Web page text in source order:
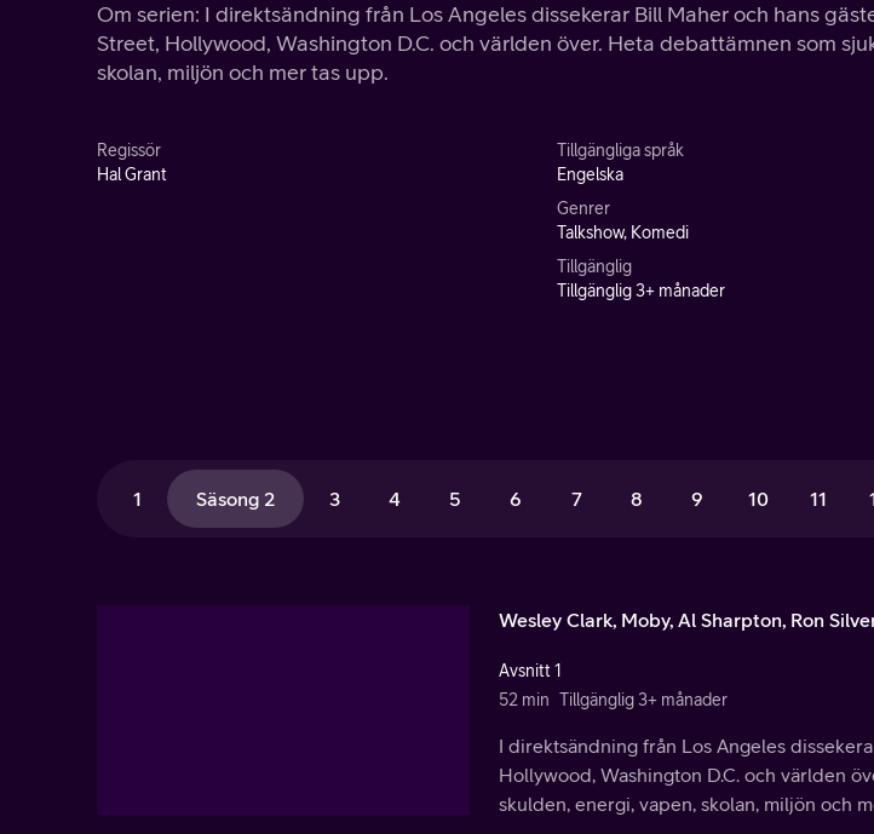
Om serien: I direktsändning från Los Angeles dissekerar Bill Maher och hans
Street, Hollywood, Washington D.C. och världen över. Heta debattämnen som
skolan, miljön och mer tas upp.
Regissör
Hal Grant
Tillgängliga språk
Engelska
Genrer
Talkshow, Komedi
Tillgänglig
Tillgänglig 3+ månader
1 Säsong 2 3 4 5 6 7 8 9 10 11
Wesley Clark, Moby, Al Sharpton, Ron
Avsnitt 1
52 min Tillgänglig 3+ månader
I direktsändning från Los Angeles
Hollywood, Washington D.C. och världen
skulden, energi, vapen, skolan, miljön och